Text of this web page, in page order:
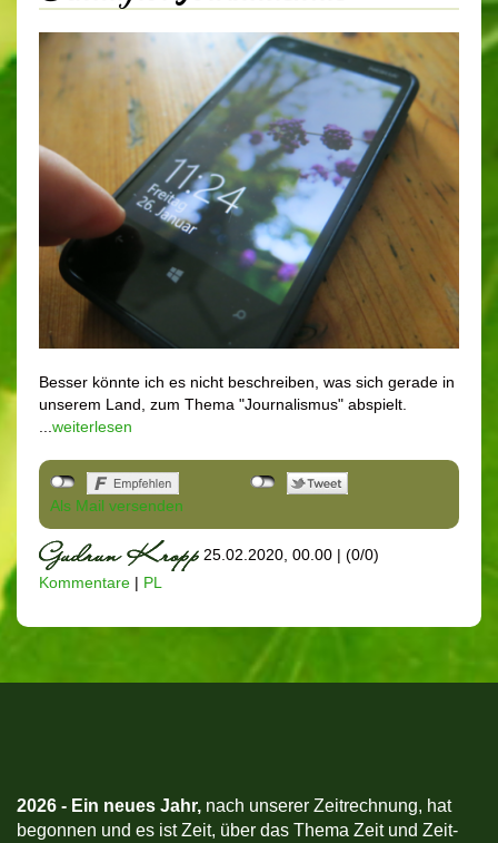
Besser könnte ich es nicht beschreiben, was sich gerade in
unserem Land, zum Thema "Journalismus" abspielt.
weiterlesen
Als Mail versenden
25.02.2020, 00.00 | (0/0)
Kommentare | PL
2026 - Ein neues Jahr, nach unserer Zeitrechnung, hat
begonnen und es ist Zeit, über das Thema Zeit und Zeit-